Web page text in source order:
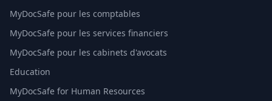
MyDocSafe pour les comptables
MyDocSafe pour les services financiers
MyDocSafe pour les cabinets d'avocats
Education
MyDocSafe for Human Resources